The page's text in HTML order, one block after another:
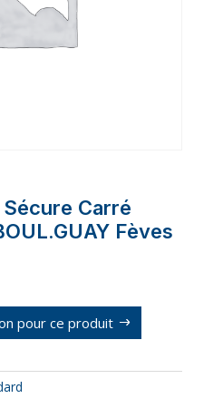
Carré
Fèves
pour ce produit